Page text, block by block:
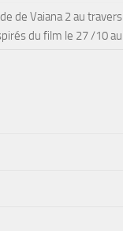
de Vaiana 2 au
du film le 27 /10